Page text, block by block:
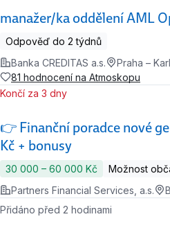
manažer/ka oddělení AML
Odpověď do 2 týdnů
Banka CREDITAS a.s.
Praha –
81 hodnocení na Atmoskopu
👉 Finanční poradce nové
Kč + bonusy
Končí za 3 dny
30 000 ‍–‍ 60 000 Kč
Možnost
Partners Financial Services, a.s.
Přidáno před 2 hodinami